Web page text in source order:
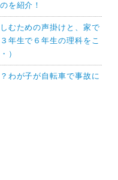
を紹介！
むための声掛けと、家で
年生で６年生の理科をこ
）
わが子が自転車で事故に